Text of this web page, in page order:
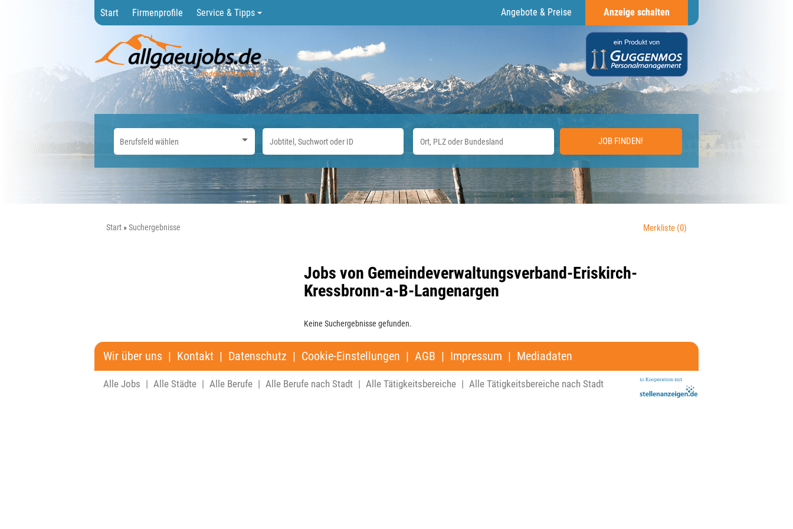
Start Firmenprofile Service & Tipps Angebote & Preise Anzeige schalten
JOB FINDEN!
Start Suchergebnisse Merkliste (0)
Jobs von Gemeindeverwaltungsverband-Eriskirch-
Kressbronn-a-B-Langenargen
Keine Suchergebnisse gefunden.
Wir über uns | Kontakt | Datenschutz | Cookie-Einstellungen | AGB | Impressum | Mediadaten
Alle Jobs | Alle Städte | Alle Berufe | Alle Berufe nach Stadt | Alle Tätigkeitsbereiche | Alle Tätigkeitsbereiche nach Stadt